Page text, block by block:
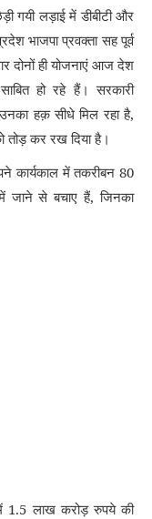
गयी लड़ाई में डीबीटी और
भाजपा प्रवक्ता सह पूर्व
दोनों ही योजनाएं आज देश
हो रहे हैं। सरकारी
हक़ सीधे मिल रहा है,
तोड़ कर रख दिया है।
कार्यकाल में तकरीबन 80
जाने से बचाए हैं,जिनका
में 1.5 लाख करोड़ रुपये की